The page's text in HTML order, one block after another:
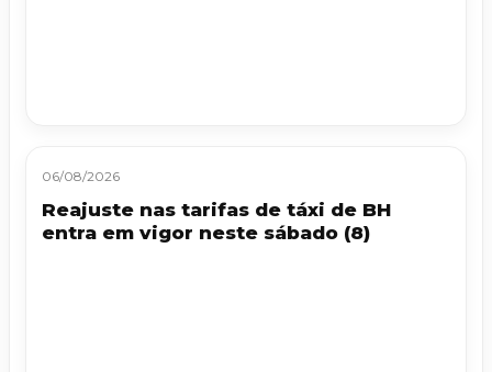
06/08/2026
Reajuste nas tarifas de táxi de BH
entra em vigor neste sábado (8)